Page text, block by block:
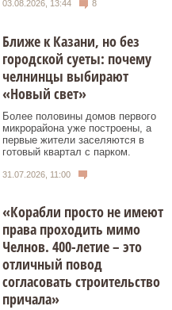
03.08.2026, 13:44 8
Ближе к Казани, но без
городской суеты: почему
челнинцы выбирают
«Новый свет»
Более половины домов первого
микрорайона уже построены, а
первые жители заселяются в
готовый квартал с парком.
31.07.2026, 11:00
«Корабли просто не имеют
права проходить мимо
Челнов. 400-летие – это
отличный повод
согласовать строительство
причала»